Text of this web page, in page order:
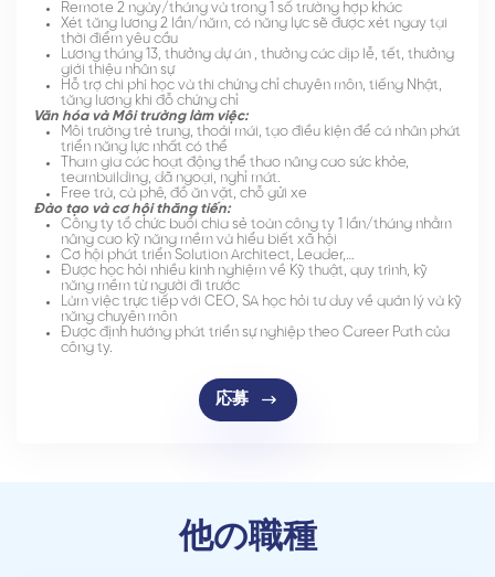
Remote 2 ngày/tháng và trong 1 số trường hợp khác
Xét tăng lương 2 lần/năm, có năng lực sẽ được xét ngay tại
thời điểm yêu cầu
Lương tháng 13, thưởng dự án , thưởng các dịp lễ, tết, thưởng
giới thiệu nhân sự
Hỗ trợ chi phí học và thi chứng chỉ chuyên môn, tiếng Nhật,
tăng lương khi đỗ chứng chỉ
Văn hóa và Môi trường làm việc:
Môi trường trẻ trung, thoải mái, tạo điều kiện để cá nhân phát
triển năng lực nhất có thể
Tham gia các hoạt động thể thao nâng cao sức khỏe,
teambuilding, dã ngoại, nghỉ mát.
Free trà, cà phê, đồ ăn vặt, chỗ gửi xe
Đào tạo và cơ hội thăng tiến:
Công ty tổ chức buổi chia sẻ toàn công ty 1 lần/tháng nhằm
nâng cao kỹ năng mềm và hiểu biết xã hội
Cơ hội phát triển Solution Architect, Leader,…
Được học hỏi nhiều kinh nghiệm về Kỹ thuật, quy trình, kỹ
năng mềm từ người đi trước
Làm việc trực tiếp với CEO, SA học hỏi tư duy về quản lý và kỹ
năng chuyên môn
Được định hướng phát triển sự nghiệp theo Career Path của
công ty.
応募
他の職種